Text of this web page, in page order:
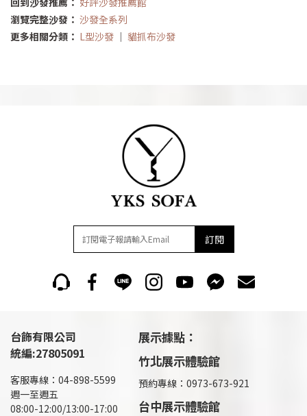
瀏覽完整沙發： 沙發全系列
更多相關分類： L型沙發 ｜ 貓抓布沙發
訂閱
台飾有限公司
統編:27805091
客服專線：04-898-5599
週一至週五
08:00-12:00/13:00-17:00
展示據點：
竹北展示體驗館
預約專線：0973-673-921
台中展示體驗館